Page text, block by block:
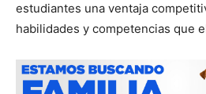
estudiantes una ventaja
habilidades y competencias que